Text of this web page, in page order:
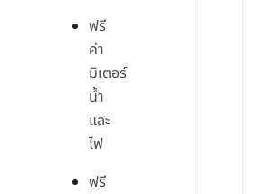
ฟรี
ค่า
มิเตอร์
น้ำ
และ
ไฟ
ฟรี